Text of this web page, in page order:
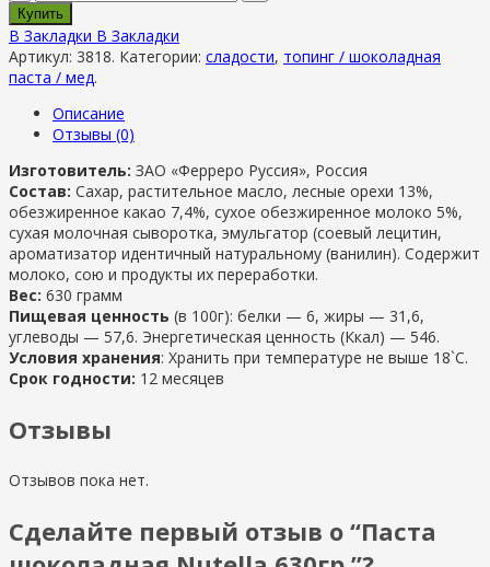
Купить
В Закладки В Закладки
Артикул: 3818. Категории: сладости, топинг / шоколадная
паста / мед.
Описание
Отзывы (0)
Изготовитель: ЗАО «Ферреро Руссия», Россия
Состав: Сахар, растительное масло, лесные орехи 13%,
обезжиренное какао 7,4%, сухое обезжиренное молоко 5%,
сухая молочная сыворотка, эмульгатор (соевый лецитин,
ароматизатор идентичный натуральному (ванилин). Содержит
молоко, сою и продукты их переработки.
Вес: 630 грамм
Пищевая ценность (в 100г): белки — 6, жиры — 31,6,
углеводы — 57,6. Энергетическая ценность (Ккал) — 546.
Условия хранения: Хранить при температуре не выше 18`C.
Срок годности: 12 месяцев
Отзывы
Отзывов пока нет.
Сделайте первый отзыв о “Паста